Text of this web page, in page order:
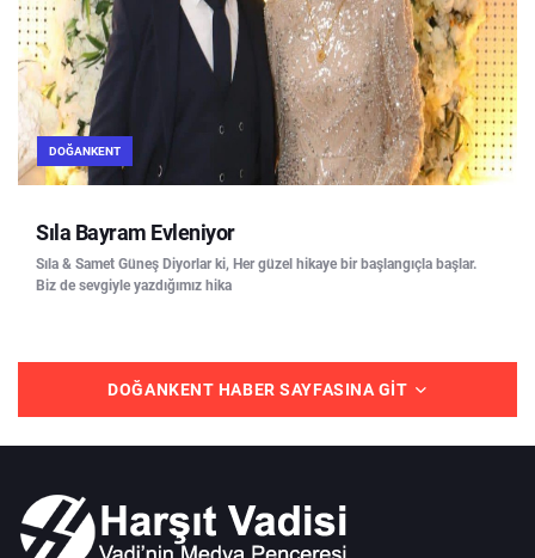
DOĞANKENT
Sıla Bayram Evleniyor
Sıla & Samet Güneş Diyorlar ki, Her güzel hikaye bir başlangıçla başlar.
Biz de sevgiyle yazdığımız hika
DOĞANKENT HABER SAYFASINA GIT